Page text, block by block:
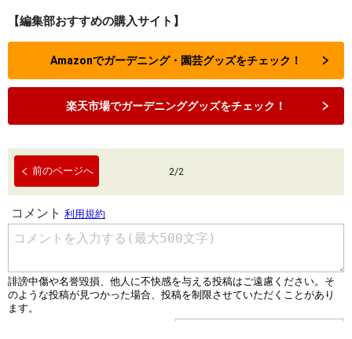
【編集部おすすめの購入サイト】
Amazonでガーデニング・園芸グッズをチェック！
楽天市場でガーデニンググッズをチェック！
前のページへ 2/2